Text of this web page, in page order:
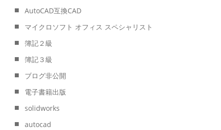
AutoCAD互換CAD
マイクロソフト オフィス スペシャリスト
簿記２級
簿記３級
ブログ非公開
電子書籍出版
solidworks
autocad